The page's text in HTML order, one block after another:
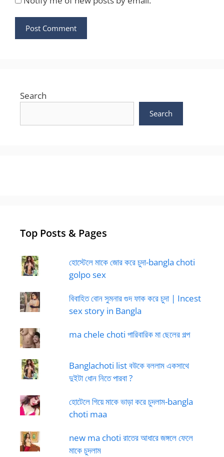
Search
Search
Top Posts & Pages
হোস্টেলে মাকে জোর করে চুদা-bangla choti
golpo sex
বিবাহিত বোন সুমনার গুদ ফাক করে চুদা | Incest
sex story in Bangla
ma chele choti পারিবারিক মা ছেলের গল্প
Banglachoti list বউকে বললাম একসাথে
দুইটা ধোন নিতে পারবা ?
হোটেলে গিয়ে মাকে ভাড়া করে চুদলাম-bangla
choti maa
new ma choti রাতের আধারে জঙ্গলে ফেলে
মাকে চুদলাম